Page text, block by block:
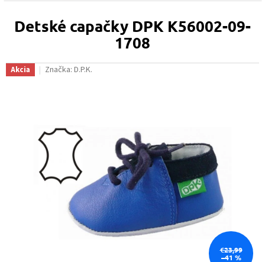
Detské capačky DPK K56002-09-
1708
Akcia Značka: D.P.K.
€23,99
–41 %